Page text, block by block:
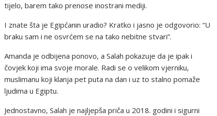
tijelo, barem tako prenose inostrani mediji.
I znate šta je Egipćanin uradio? Kratko i jasno je odgovorio: “U
braku sam i ne osvrćem se na tako nebitne stvari”.
Amanda je odbijena ponovo, a Salah pokazuje da je ipak i
čovjek koji ima svoje morale. Radi se o velikom vjerniku,
muslimanu koji klanja pet puta na dan i uz to stalno pomaže
ljudima u Egiptu.
Jednostavno, Salah je najljepša priča u 2018. godini i sigurni